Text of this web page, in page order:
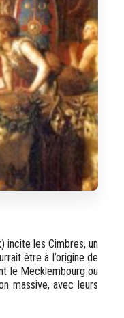
incite les Cimbres, un
être à l’origine de
le Mecklembourg ou
massive, avec leurs